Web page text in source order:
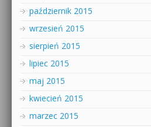
październik 2015
wrzesień 2015
sierpień 2015
lipiec 2015
maj 2015
kwiecień 2015
marzec 2015